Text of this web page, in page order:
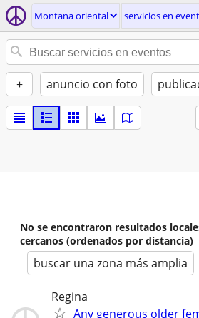
Montana oriental servicios en
+ anuncio con foto
No se encontraron resultados
cercanos (ordenados por distancia)
buscar una zona más amplia
Regina
Any generous older